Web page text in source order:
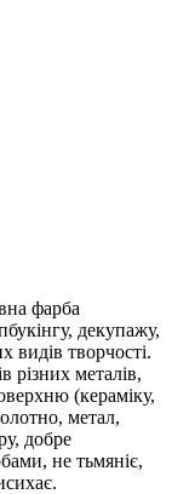
фарба
декупажу,
видів творчості.
різних металів,
(кераміку,
метал,
добре
не тьмяніє,